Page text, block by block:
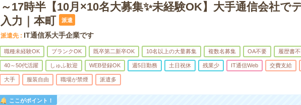
～17時半【10月×10名大募集✨未経験OK】大手通信会社で
入力｜本町
派遣
派遣先 IT通信系大手企業です
職種未経験OK ブランクOK 既卒第二新卒OK 10名以上の大量募集 複数名募集 OA不要 履歴書
40～50代活躍 しゅふ歓迎 WEB登録OK 週5日勤務 土日祝休 残業少 IT通信Web 交費支給
大手 服装自由 職場が禁煙 派遣多
ここがポイント！